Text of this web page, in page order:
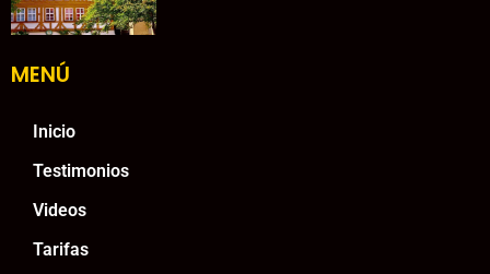
MENÚ
Inicio
Testimonios
Videos
Tarifas